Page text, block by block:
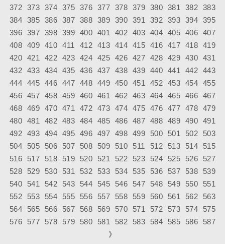
372 373 374 375 376 377 378 379 380 381 382 383
384 385 386 387 388 389 390 391 392 393 394 395
396 397 398 399 400 401 402 403 404 405 406 407
408 409 410 411 412 413 414 415 416 417 418 419
420 421 422 423 424 425 426 427 428 429 430 431
432 433 434 435 436 437 438 439 440 441 442 443
444 445 446 447 448 449 450 451 452 453 454 455
456 457 458 459 460 461 462 463 464 465 466 467
468 469 470 471 472 473 474 475 476 477 478 479
480 481 482 483 484 485 486 487 488 489 490 491
492 493 494 495 496 497 498 499 500 501 502
503
504
505 506 507 508 509 510 511 512 513 514
515
516
517 518 519 520 521 522 523 524 525 526
527
528
529 530 531 532 533 534 535 536 537 538
539
540
541 542 543 544 545 546 547 548 549 550
551
552
553 554 555 556 557 558 559 560 561 562
563
564
565 566 567 568 569 570 571 572 573 574
575
576
577 578 579 580 581 582 583 584 585 586
587
》